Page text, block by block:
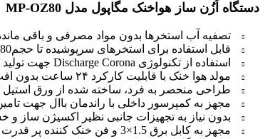
دستگاه اُزُن ساز هواخنک مگاپول مدل MP-OZ80
تصفیه آب استخرها بدون مواد مصرفی و باقی
قابل استفاده برای استخرهای سرپوشیده تا حجم80 متر مکعب و انواع جکوزیها
استفاده از تکنولوژی Discharge Corona جهت تولید ازن با محفظه تمام سرامیکی
مولد هوا خنک با قابلیت کارکرد ۲۴ ساعت بدون افت راندمان
طراحی منحصر به فرد، ساخته شده از ورق استیل ۳۰۴ با ابعاد 220*180*465 میلیمتر
مجهز به کمپرسور داخلی با راندمان باال جهت
بدون نیاز به تجهیزات جانبی نظیر اکسیژن ساز
مجهز به کابل برق 1.5×3 و فن خنک کننده پر قدرت